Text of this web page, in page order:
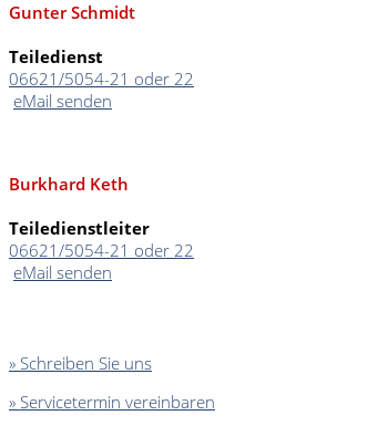
Gunter Schmidt
Teiledienst
06621/5054-21 oder 22
eMail senden
Burkhard Keth
Teiledienstleiter
06621/5054-21 oder 22
eMail senden
» Schreiben Sie uns
» Servicetermin vereinbaren